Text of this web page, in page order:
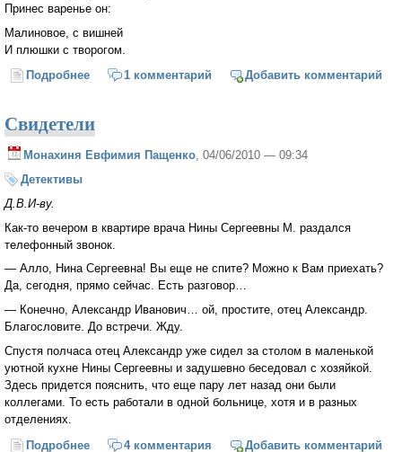
Принес варенье он:
Малиновое, с вишней
И плюшки с творогом.
Подробнее о Новый год медведя
1 комментарий Добавить комментарий
Свидетели
Монахиня Евфимия Пащенко, 04/06/2010 — 09:34
Детективы
Д.В.И-ву.
Как-то вечером в квартире врача Нины Сергеевны М. раздался
телефонный звонок.
— Алло, Нина Сергеевна! Вы еще не спите? Можно к Вам приехать?
Да, сегодня, прямо сейчас. Есть разговор…
— Конечно, Александр Иванович… ой, простите, отец Александр.
Благословите. До встречи. Жду.
Спустя полчаса отец Александр уже сидел за столом в маленькой
уютной кухне Нины Сергеевны и задушевно беседовал с хозяйкой.
Здесь придется пояснить, что еще пару лет назад они были
коллегами. То есть работали в одной больнице, хотя и в разных
отделениях.
Подробнее о Свидетели
4 комментария Добавить комментарий